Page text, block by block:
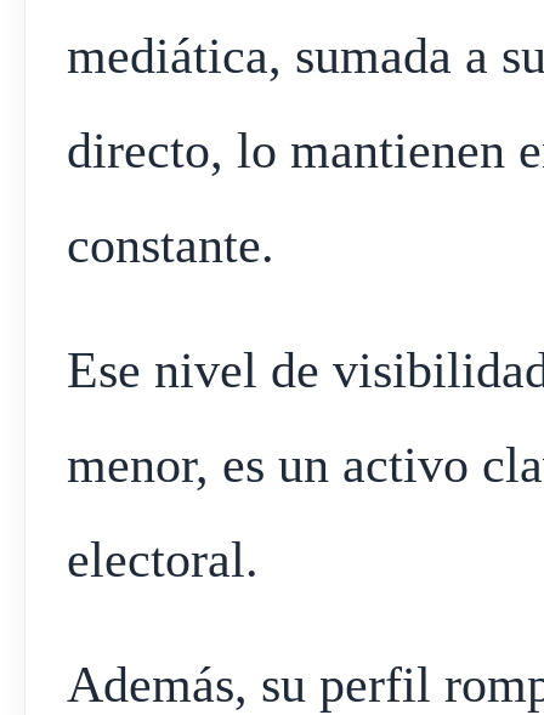
mediática, sumada a
directo, lo mantienen
constante.
Ese nivel de
menor, es un activo
electoral.
Además, su perfil